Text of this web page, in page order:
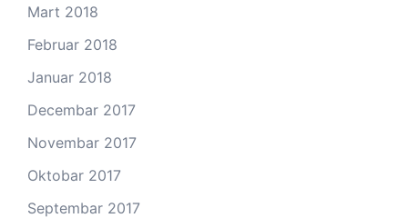
Mart 2018
Februar 2018
Januar 2018
Decembar 2017
Novembar 2017
Oktobar 2017
Septembar 2017